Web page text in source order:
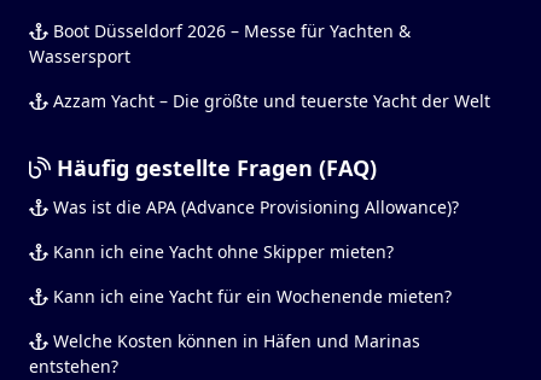
Boot Düsseldorf 2026 – Messe für Yachten &
Wassersport
Azzam Yacht – Die größte und teuerste Yacht der Welt
Häufig gestellte Fragen (FAQ)
Was ist die APA (Advance Provisioning Allowance)?
Kann ich eine Yacht ohne Skipper mieten?
Kann ich eine Yacht für ein Wochenende mieten?
Welche Kosten können in Häfen und Marinas
entstehen?